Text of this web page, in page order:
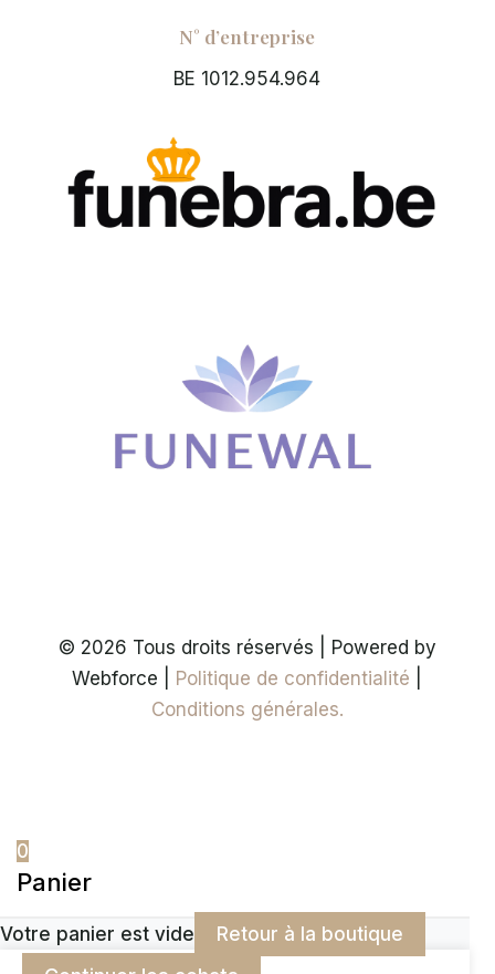
N° d’entreprise
BE 1012.954.964
© 2026 Tous droits réservés | Powered by
Webforce | Politique de confidentialité
Conditions générales.
0
Panier
Votre panier est vide Retour à la boutique